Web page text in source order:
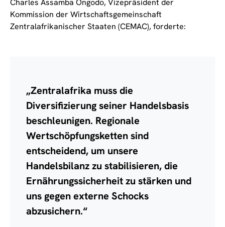
Charles Assamba Ongodo, Vizepräsident der
Kommission der Wirtschaftsgemeinschaft
Zentralafrikanischer Staaten (CEMAC), forderte:
„Zentralafrika muss die
Diversifizierung seiner Handelsbasis
beschleunigen. Regionale
Wertschöpfungsketten sind
entscheidend, um unsere
Handelsbilanz zu stabilisieren, die
Ernährungssicherheit zu stärken und
uns gegen externe Schocks
abzusichern.“